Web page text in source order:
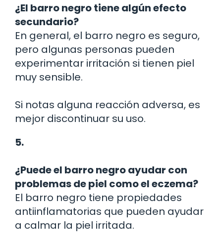
¿El barro negro tiene algún efecto
secundario?
En general, el barro negro es seguro,
pero algunas personas pueden
experimentar irritación si tienen piel
muy sensible.
Si notas alguna reacción adversa, es
mejor discontinuar su uso.
5.
¿Puede el barro negro ayudar con
problemas de piel como el eczema?
El barro negro tiene propiedades
antiinflamatorias que pueden ayudar
a calmar la piel irritada.